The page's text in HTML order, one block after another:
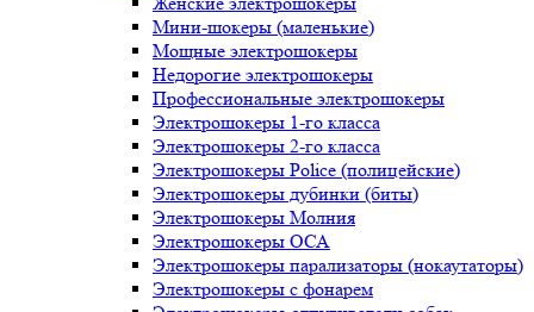
Мини-шокеры (маленькие)
Мощные электрошокеры
Недорогие электрошокеры
Профессиональные электрошокеры
Электрошокеры 1-го класса
Электрошокеры 2-го класса
Электрошокеры Police (полицейские)
Электрошокеры дубинки (биты)
Электрошокеры Молния
Электрошокеры ОСА
Электрошокеры парализаторы (нокаутаторы)
Электрошокеры с фонарем